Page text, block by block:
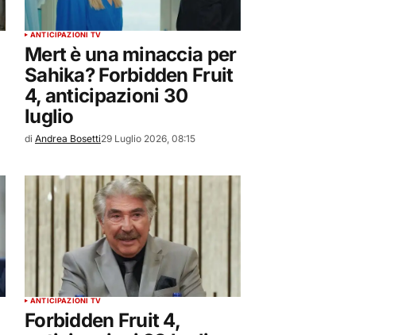
ANTICIPAZIONI TV
Mert è una minaccia per
Sahika? Forbidden Fruit
4, anticipazioni 30
luglio
di Andrea Bosetti29 Luglio 2026, 08:15
ANTICIPAZIONI TV
Forbidden Fruit 4,